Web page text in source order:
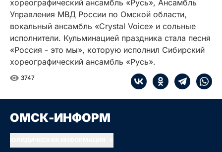
хореографический ансамбль «Русь», Ансамбль
Управления МВД России по Омской области,
вокальный ансамбль «Crystal Voice» и сольные
исполнители. Кульминацией праздника стала песня
«Россия - это мы», которую исполнил Сибирский
хореографический ансамбль «Русь».
3747
ОМСК-ИНФОРМ